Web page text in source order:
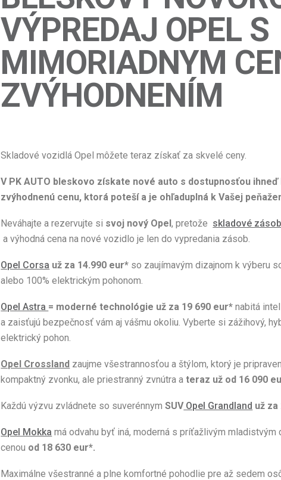
VÝPREDAJ OPEL S
MIMORIADNYM
ZVÝHODNENÍM
Skladové vozidlá Opel môžete teraz získať za skvelé ceny.
V PK AUTO bleskovo získate nové auto s dostupnosťou
zvýhodnenú cenu, ktorá poteší a je ohľaduplná k Vašej
Neváhajte a rezervujte si svoj nový Opel, pretože skladové
a výhodná cena na nové vozidlo je len do vypredania zásob.
Opel Corsa už za 14.990 eur* so zaujímavým dizajnom k výberu
alebo 100% elektrickým pohonom.
Opel Astra = moderné technológie už za 19 690 eur* nabitá
a zaisťujú bezpečnosť vám aj vášmu okoliu. Vyberte si zážihový,
elektrický pohon.
Opel Crossland zaujme všestrannosťou a štýlom, ktorý je
kompaktný zvonku, ale priestranný zvnútra ateraz už od 16 090
Každú výzvu zvládnete so suverénnymSUVOpel Grandland už za
Opel Mokka má odvahu byť iná, moderná s príťažlivým mladistvým
cenou od 18 630 eur*.
Maximálne všestranné a plne komfortné pohodlie pre až sedem